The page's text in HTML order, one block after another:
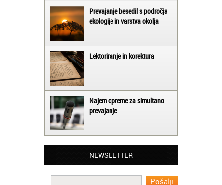
Prevajanje besedil s področja
ekologije in varstva okolja
Lektoriranje in korektura
Najem opreme za simultano
prevajanje
NEWSLETTER
Matjaž iz Ajdovščine:
Lahko pohvalim vse zaposlene v Akademiji
Oxford, ker so resnično profesionalni in
prevajalske storitve opravljajo hitro in